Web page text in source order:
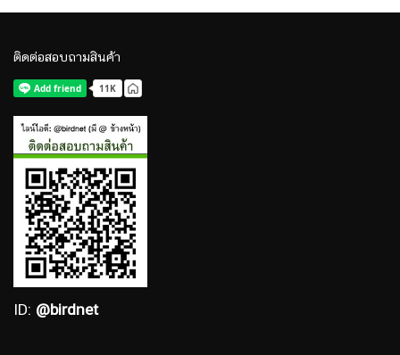
ติดต่อสอบถามสินค้า
ID: @birdnet